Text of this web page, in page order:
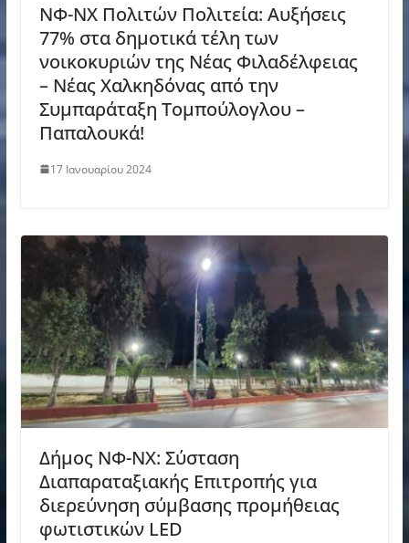
ΝΦ-ΝΧ Πολιτών Πολιτεία: Αυξήσεις
77% στα δημοτικά τέλη των
νοικοκυριών της Νέας Φιλαδέλφειας
– Νέας Χαλκηδόνας από την
Συμπαράταξη Τομπούλογλου –
Παπαλουκά!
17 Ιανουαρίου 2024
Δήμος ΝΦ-ΝΧ: Σύσταση
Διαπαραταξιακής Επιτροπής για
διερεύνηση σύμβασης προμήθειας
φωτιστικών LED